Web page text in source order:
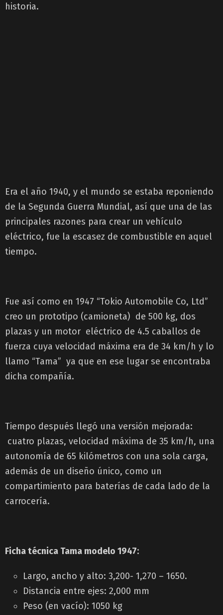
historia.
Era el año 1940, y el mundo se estaba reponiendo
de la Segunda Guerra Mundial, así que una de las
principales razones para crear un vehículo
eléctrico, fue la escasez de combustible en aquel
tiempo.
Fue así como en 1947 “Tokio Automobile Co, Ltd”
creo un prototipo (camioneta) de 500 kg, dos
plazas y un motor eléctrico de 4.5 caballos de
fuerza cuya velocidad máxima era de 34 km/h y lo
llamo “Tama” ya que en ese lugar se encontraba
dicha compañía.
Tiempo después llegó una versión mejorada:
cuatro plazas, velocidad máxima de 35 km/h, una
autonomía de 65 kilómetros con una sola carga,
además de un diseño único, como un
compartimiento para baterías de cada lado de la
carrocería.
Ficha técnica Tama modelo 1947:
Largo, ancho y alto: 3,200- 1,270 – 1650.
Distancia entre ejes: 2,000 mm
Peso (en vacío): 1050 kg